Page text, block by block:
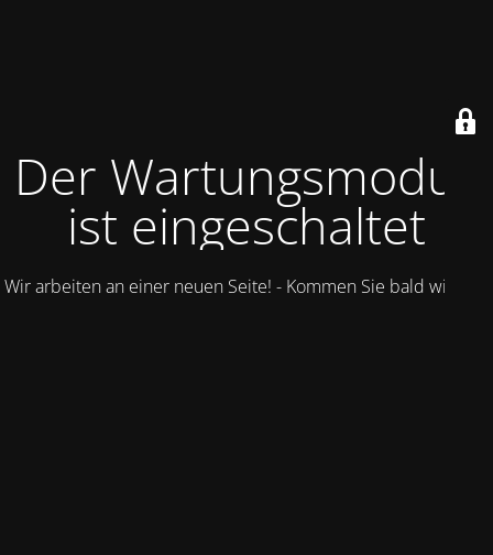
Der Wartungsmodus
ist eingeschaltet
Wir arbeiten an einer neuen Seite! - Kommen Sie bald wieder.